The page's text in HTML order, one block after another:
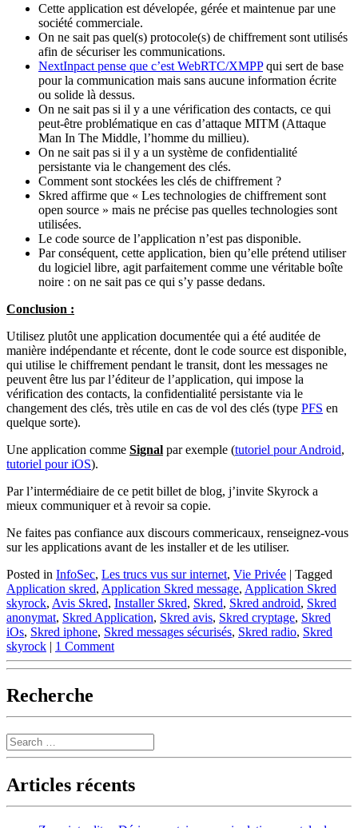
Cette application est dévelopée, gérée et maintenue par une
société commerciale.
On ne sait pas quel(s) protocole(s) de chiffrement sont utilisés
afin de sécuriser les communications.
NextInpact pense que c’est WebRTC/XMPPqui sert de base
pour la communication mais sans aucune information écrite
ou solide là dessus.
On ne sait pas si il y a une vérification des contacts, ce qui
peut-être problématique en cas d’attaque MITM (Attaque
Man In The Middle, l’homme du millieu).
On ne sait pas si il y a un système de confidentialité
persistante via le changement des clés.
Comment sont stockées les clés de chiffrement ?
Skred affirme que « Les technologies de chiffrement sont
open source » mais ne précise pas quelles technologies sont
utilisées.
Le code source de l’application n’est pas disponible.
Par conséquent, cette application, bien qu’elle prétend utiliser
du logiciel libre, agit parfaitement comme une véritable boîte
noire : on ne sait pas ce qui s’y passe dedans.
Conclusion :
Utilisez plutôt une application documentée qui a été auditée de
manière indépendante et récente, dont le code source est disponible,
qui utilise le chiffrement pendant le transit, dont les messages ne
peuvent être lus par l’éditeur de l’application, qui impose la
vérification des contacts, la confidentialité persistante via le
changement des clés, très utile en cas de vol des clés (type PFS en
quelque sorte).
Une application comme Signal par exemple (tutoriel pour Android,
tutoriel pour iOS).
Par l’intermédiaire de ce petit billet de blog, j’invite Skyrock a
mieux communiquer et à revoir sa copie.
Ne faites pas confiance aux discours commericaux, renseignez-vous
sur les applications avant de les installer et de les utiliser.
Posted in InfoSec, Les trucs vus sur internet, Vie Privée | Tagged
Application skred, Application Skred message, Application Skred
skyrock, Avis Skred, Installer Skred, Skred, Skred android, Skred
anonymat, Skred Application, Skred avis, Skred cryptage, Skred
iOs, Skred iphone, Skred messages sécurisés, Skred radio, Skred
skyrock | 1 Comment
Recherche
Search
Articles récents